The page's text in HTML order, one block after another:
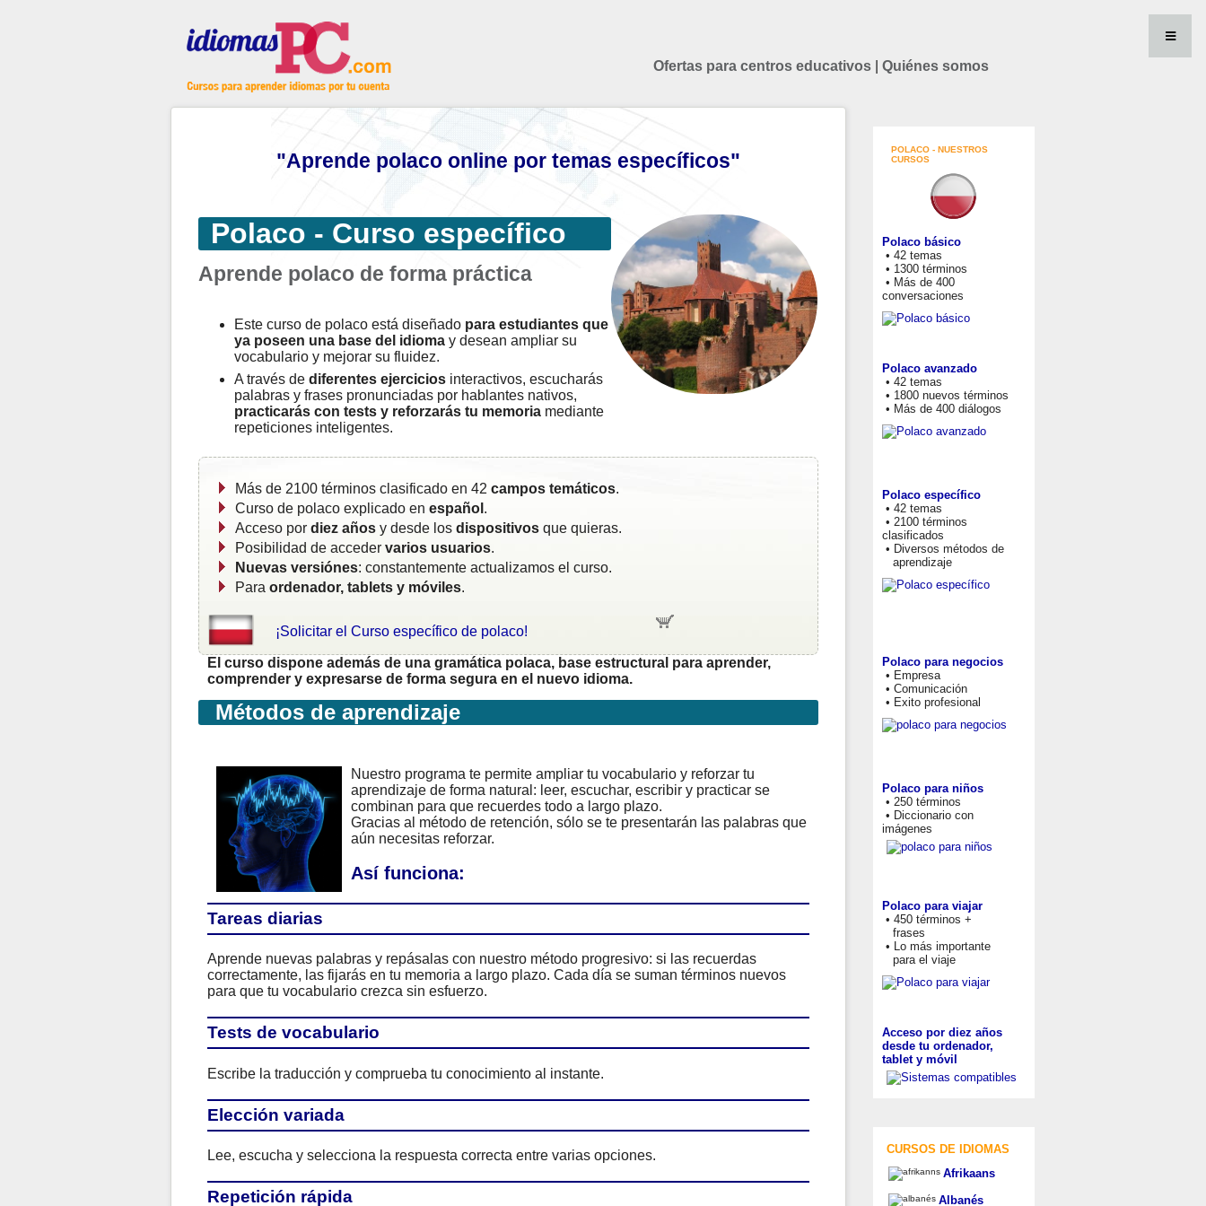
Ofertas para centros educativos Quiénes somos
"Aprende polaco online por temas específicos"
Polaco - Curso específico
Aprende polaco de forma práctica
Este curso de polaco está diseñado para estudiantes que
ya poseen una base del idiomay desean ampliar su
vocabulario y mejorar su fluidez.
A través de diferentes ejerciciosinteractivos, escucharás
palabras y frases pronunciadas por hablantes nativos,
practicarás con tests y reforzarás tu memoriamediante
repeticiones inteligentes.
Más de 2100 términos clasificado en 42 campos temáticos.
Curso de polaco explicado en español .
Acceso por diez añosy desde los dispositivosque quieras.
Posibilidad de acceder varios usuarios.
Nuevas versiónes: constantemente actualizamos el curso.
Para ordenador, tablets y móviles.
¡Solicitar el Curso específico de polaco!
El curso dispone además de una gramática polaca, base estructural para aprender,
comprender y expresarse de forma segura en el nuevo idioma.
Métodos de aprendizaje
Nuestro programa te permite ampliar tu vocabulario y reforzar tu
aprendizaje de forma natural: leer, escuchar, escribir y practicar se
combinan para que recuerdes todo a largo plazo.
Gracias al método de retención, sólo se te presentarán las palabras que
aún necesitas reforzar.
Así funciona:
Tareas diarias
Aprende nuevas palabras y repásalas con nuestro método progresivo: si las recuerdas
correctamente, las fijarás en tu memoria a largo plazo. Cada día se suman términos nuevos
para que tu vocabulario crezca sin esfuerzo.
Tests de vocabulario
Escribe la traducción y comprueba tu conocimiento al instante.
Elección variada
Lee, escucha y selecciona la respuesta correcta entre varias opciones.
Repetición rápida
POLACO - NUESTROS
CURSOS
Polaco básico
• 42 temas
• 1300 términos
• Más de 400
conversaciones
Polaco avanzado
• 42 temas
• 1800 nuevos términos
• Más de 400 diálogos
Polaco específico
• 42 temas
• 2100 términos
clasificados
• Diversos métodos de
aprendizaje
Polaco para negocios
• Empresa
• Comunicación
• Exito profesional
Polaco para niños
• 250 términos
• Diccionario con
imágenes
Polaco para viajar
• 450 términos +
frases
• Lo más importante
para el viaje
Acceso por diez años
desde tu ordenador,
tablet y móvil
CURSOS DE IDIOMAS
Afrikaans
Albanés